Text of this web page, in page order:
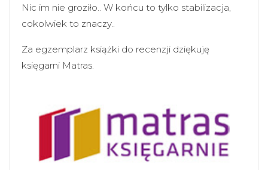
Nic im nie groziło.. W końcu to tylko stabilizacja,
cokolwiek to znaczy..
Za egzemplarz książki do recenzji dziękuję
księgarni Matras.